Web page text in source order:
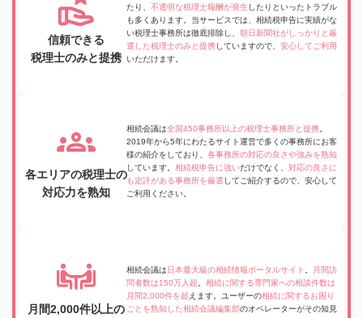
信頼できる
税理士のみと提携
たり、 不透明な税理士報酬が発生 したりといったトラブル
も多くあります。当サービスでは、相続税申告に実績がな
い税理士事務所は徹底排除し、 朝日新聞社がしっかりと厳
選した税理士のみと提携していますので、 安心してご利用
いただけます。
各エリアの税理士の
対応力を熟知
相続会議は全国450事務所以上の税理士事務所と提携
2019年から5年にわたるサイト運営で多くの事務所にお客
様の紹介をしており、 各事務所の対応の良さや強みを熟知
しています。 相続税申告に強いだけでなく、 対応の良さに
も定評がある事務所を厳選 してご紹介するので、安心して
ご利用ください。
月間2,000件以上の
相続会議は 日本最大級の相続情報ポータルサイト
月間訪
問者数は150万人超
相続に関する専門家への相談件数は
月間2,000件を超 えます。ユーザーの相続に関するお困り
ごとを熟知した相続会議編集部のオペレーターがその知見